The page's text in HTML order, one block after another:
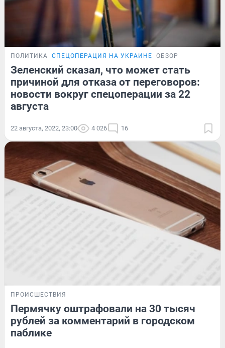
ПОЛИТИКА СПЕЦОПЕРАЦИЯ НА УКРАИНЕ ОБЗОР
Зеленский сказал, что может стать
причиной для отказа от переговоров:
новости вокруг спецоперации за 22
августа
22 августа, 2022, 23:00 4 026 16
ПРОИСШЕСТВИЯ
Пермячку оштрафовали на 30 тысяч
рублей за комментарий в городском
паблике